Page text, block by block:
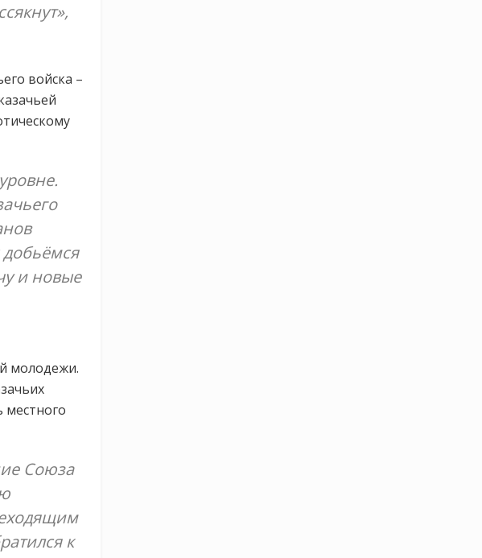
войска –
и новые
молодежи.
местного
Союза
к